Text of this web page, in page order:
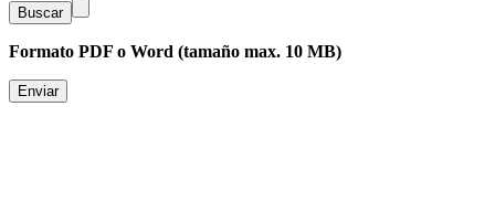
Buscar
Formato PDF o Word (tamaño max. 10 MB)